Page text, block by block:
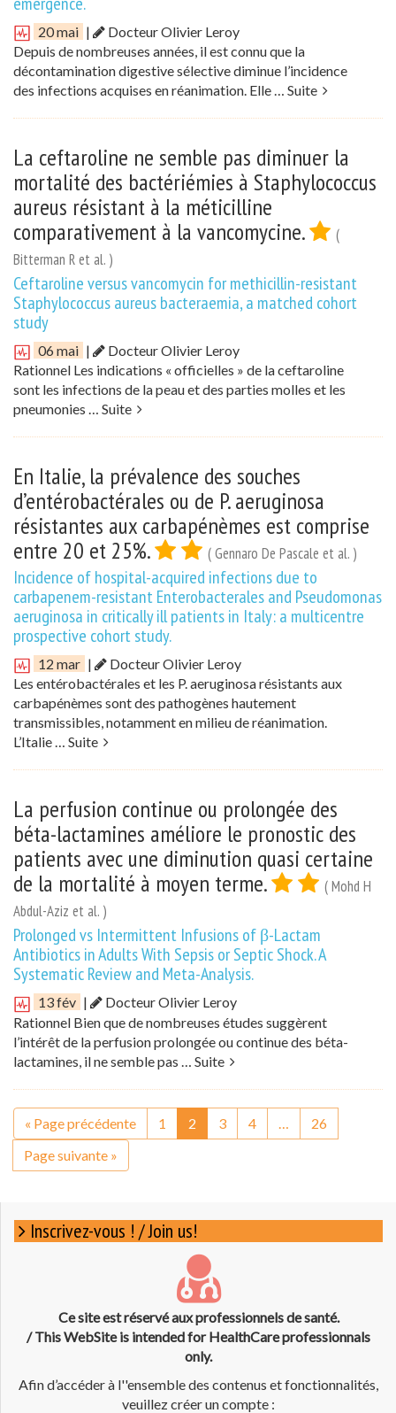
20 mai |
Docteur Olivier Leroy
Depuis de nombreuses années, il est connu que la
décontamination digestive sélective diminue l’incidence
des infections acquises en réanimation. Elle … Suite
La ceftaroline ne semble pas diminuer la
mortalité des bactériémies à Staphylococcus
aureus résistant à la méticilline
comparativement à la vancomycine.
(
Bitterman R et al. )
Ceftaroline versus vancomycin for methicillin-resistant
Staphylococcus aureus bacteraemia, a matched cohort
study
06 mai |
Docteur Olivier Leroy
Rationnel Les indications « officielles » de la ceftaroline
sont les infections de la peau et des parties molles et les
pneumonies … Suite
En Italie, la prévalence des souches
d’entérobactérales ou de P. aeruginosa
résistantes aux carbapénèmes est comprise
entre 20 et 25%.
( Gennaro De Pascale et al. )
Incidence of hospital-acquired infections due to
carbapenem-resistant Enterobacterales and Pseudomonas
aeruginosa in critically ill patients in Italy: a multicentre
prospective cohort study.
12 mar |
Docteur Olivier Leroy
Les entérobactérales et les P. aeruginosa résistants aux
carbapénèmes sont des pathogènes hautement
transmissibles, notamment en milieu de réanimation.
L’Italie … Suite
La perfusion continue ou prolongée des
béta-lactamines améliore le pronostic des
patients avec une diminution quasi certaine
de la mortalité à moyen terme.
( Mohd H
Abdul-Aziz et al. )
Prolonged vs Intermittent Infusions of β-Lactam
Antibiotics in Adults With Sepsis or Septic Shock. A
Systematic Review and Meta-Analysis.
13 fév |
Docteur Olivier Leroy
Rationnel Bien que de nombreuses études suggèrent
l’intérêt de la perfusion prolongée ou continue des béta-
lactamines, il ne semble pas … Suite
« Page précédente 1 2 3 4
26
Page suivante »
Inscrivez-vous ! / Join us!
Ce site est réservé aux professionnels de santé.
/ This WebSite is intended for HealthCare professionnals
only.
Afin d’accéder à l''ensemble des contenus et fonctionnalités,
veuillez créer un compte :